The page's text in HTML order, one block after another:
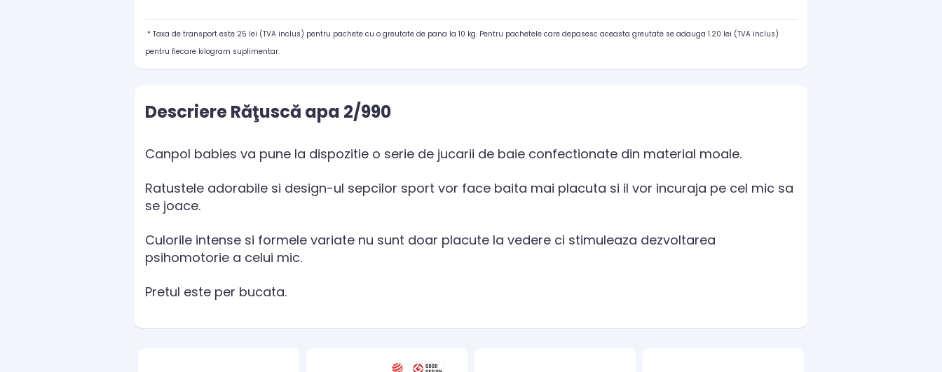
* Taxa de transport este 25 lei (TVA inclus) pentru pachete cu o greutate de pana la 10 kg. Pentru pachetele care depasesc aceasta greutate se adauga 1.20 lei (TVA inclus)
pentru fiecare kilogram suplimentar.
Descriere Răţuscă apa 2/990
Canpol babies va pune la dispozitie o serie de jucarii de baie confectionate din material moale.
Ratustele adorabile si design-ul sepcilor sport vor face baita mai placuta si il vor incuraja pe cel mic sa
se joace.
Culorile intense si formele variate nu sunt doar placute la vedere ci stimuleaza dezvoltarea
psihomotorie a celui mic.
Pretul este per bucata.